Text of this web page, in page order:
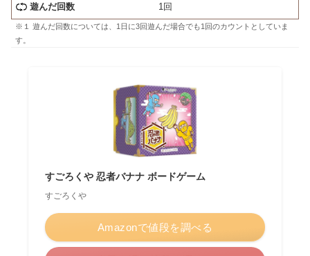
遊んだ回数 1回
※１ 遊んだ回数については、1日に3回遊んだ場合でも1回のカウントとしていま
す。
すごろくや 忍者バナナ ボードゲーム
すごろくや
Amazonで値段を調べる